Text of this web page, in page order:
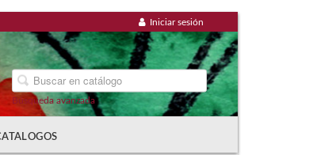
Iniciar sesión
Búsqueda avanzada